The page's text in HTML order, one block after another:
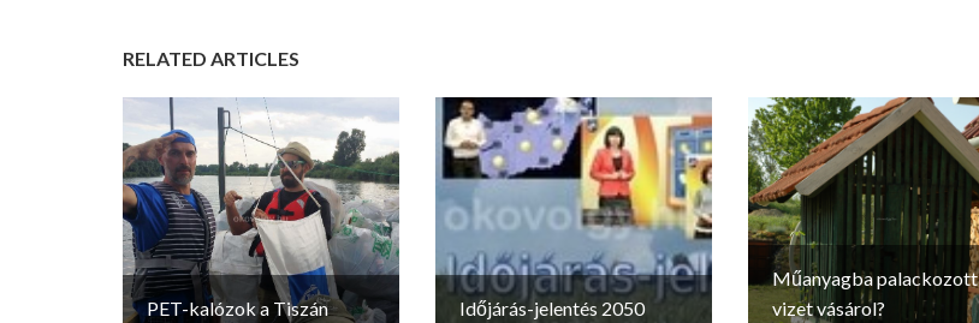
RELATED ARTICLES
PET-kalózok a Tiszán Időjárás-jelentés 2050
Műanyagba palackozott
vizet vásárol?